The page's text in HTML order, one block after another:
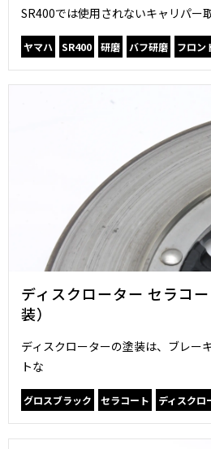
SR400では使用されないキャリパー
ヤマハ SR400 研磨 バフ研磨 フロン
ディスクローター セラコ
装）
ディスクローターの塗装は、ブレー
トな
グロスブラック セラコート ディスクロ